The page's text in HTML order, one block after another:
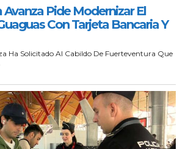
Avanza Pide Modernizar El
Con Tarjeta Bancaria Y
Ha Solicitado Al Cabildo De Fuerteventura Que